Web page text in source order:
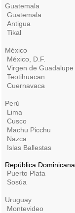
Guatemala
Guatemala
Antigua
Tikal
México
México, D.F.
Virgen de Guadalupe
Teotihuacan
Cuernavaca
Perú
Lima
Cusco
Machu Picchu
Nazca
Islas Ballestas
República Dominicana
Puerto Plata
Sosúa
Uruguay
Montevideo